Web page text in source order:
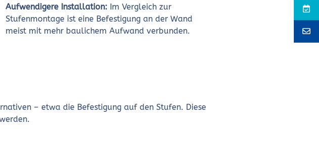
Aufwendigere Installation: Im Vergleich zur
Stufenmontage ist eine Befestigung an der Wand
meist mit mehr baulichem Aufwand verbunden.
– etwa die Befestigung auf den Stufen. Diese